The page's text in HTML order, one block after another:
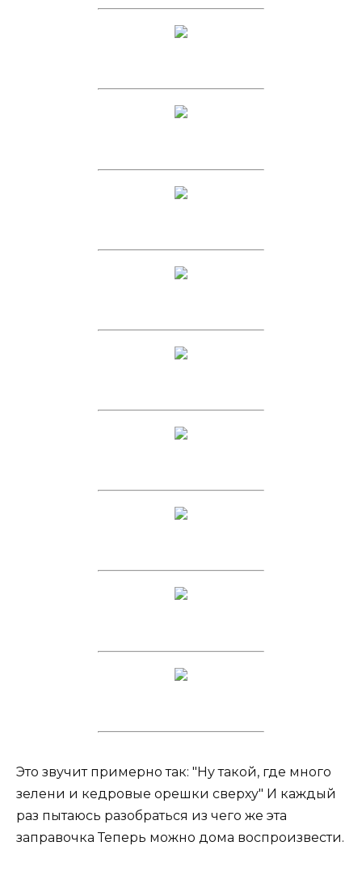
Это звучит примерно так: "Ну такой, где много
зелени и кедровые орешки сверху" И каждый
раз пытаюсь разобраться из чего же эта
заправочка Теперь можно дома воспроизвести.